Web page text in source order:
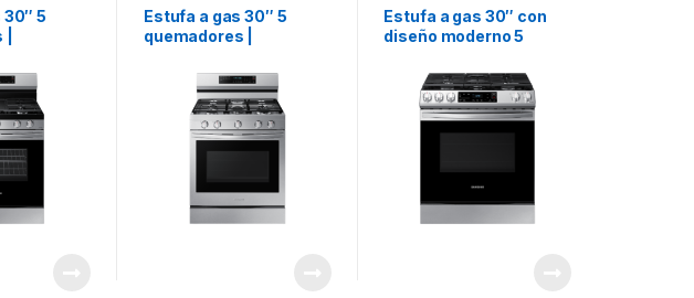
5
Estufa a gas 30″ 5
quemadores |
AirFryer y Control WiFi |
Modelo NX60A6715SS
Estufa a gas 30″ con
diseño moderno 5
NX60T8115SS